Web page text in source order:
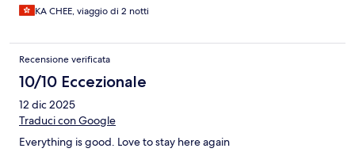
KA CHEE, viaggio di 2 notti
Recensione verificata
10/10 Eccezionale
12 dic 2025
Traduci con Google
Everything is good. Love to stay here again